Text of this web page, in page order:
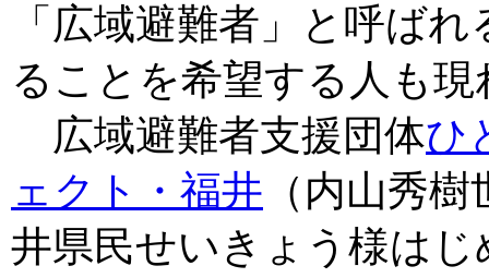
「広域避難者」と呼ば
ることを希望する人も
広域避難者支援団体ひ
ェクト・福井 （内山秀
井県民せいきょう様は